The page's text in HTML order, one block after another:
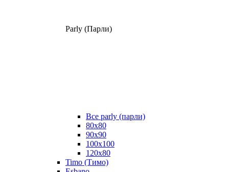
Parly (Парли)
Все parly (парли)
80x80
90x90
100x100
120x80
Timo (Тимо)